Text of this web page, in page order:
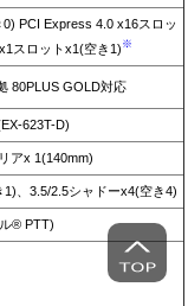
PCI Express 4.0 x16スロッ
スロットx1(空き1)※
80PLUS GOLD対応
623T-D)
アx 1(140mm)
、3.5/2.5シャドーx4(空き4)
® PTT)